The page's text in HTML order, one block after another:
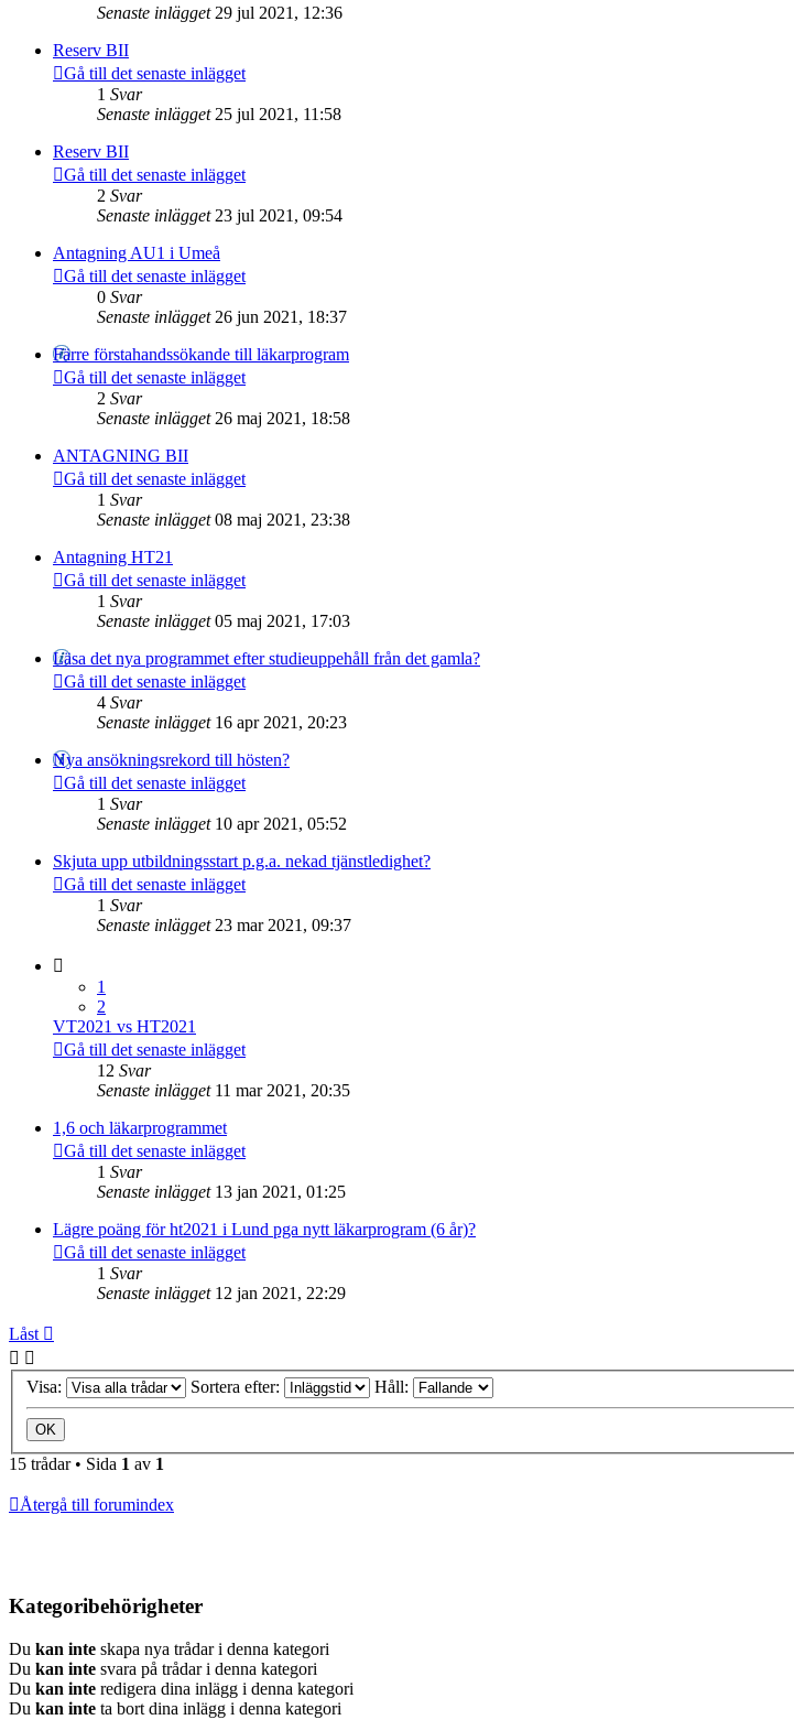
Senaste inlägget 29 jul 2021, 12:36
Reserv BII
Gå till det senaste inlägget
1 Svar
Senaste inlägget 25 jul 2021, 11:58
Reserv BII
Gå till det senaste inlägget
2 Svar
Senaste inlägget 23 jul 2021, 09:54
Antagning AU1 i Umeå
Gå till det senaste inlägget
0 Svar
Senaste inlägget 26 jun 2021, 18:37
Färre förstahandssökande till läkarprogram
Gå till det senaste inlägget
2 Svar
Senaste inlägget 26 maj 2021, 18:58
ANTAGNING BII
Gå till det senaste inlägget
1 Svar
Senaste inlägget 08 maj 2021, 23:38
Antagning HT21
Gå till det senaste inlägget
1 Svar
Senaste inlägget 05 maj 2021, 17:03
Läsa det nya programmet efter studieuppehåll från det gamla?
Gå till det senaste inlägget
4 Svar
Senaste inlägget 16 apr 2021, 20:23
Nya ansökningsrekord till hösten?
Gå till det senaste inlägget
1 Svar
Senaste inlägget 10 apr 2021, 05:52
Skjuta upp utbildningsstart p.g.a. nekad tjänstledighet?
Gå till det senaste inlägget
1 Svar
Senaste inlägget 23 mar 2021, 09:37
1
2
VT2021 vs HT2021
Gå till det senaste inlägget
12 Svar
Senaste inlägget 11 mar 2021, 20:35
1,6 och läkarprogrammet
Gå till det senaste inlägget
1 Svar
Senaste inlägget 13 jan 2021, 01:25
Lägre poäng för ht2021 i Lund pga nytt läkarprogram (6 år)?
Gå till det senaste inlägget
1 Svar
Senaste inlägget 12 jan 2021, 22:29
Låst
Visa: Sortera efter: Håll:
15 trådar • Sida 1 av 1
Återgå till forumindex
Kategoribehörigheter
Du kan inte skapa nya trådar i denna kategori
Du kan inte svara på trådar i denna kategori
Du kan inte redigera dina inlägg i denna kategori
Du kan inte ta bort dina inlägg i denna kategori